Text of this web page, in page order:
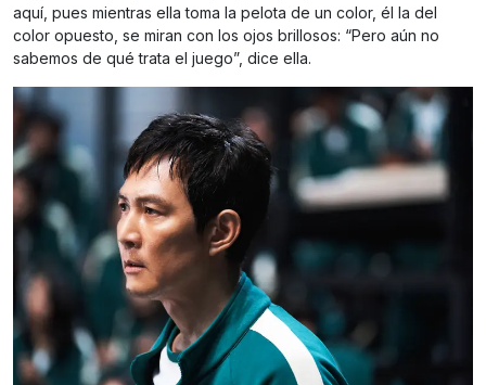
aquí, pues mientras ella toma la pelota de un color, él la del
color opuesto, se miran con los ojos brillosos: “Pero aún no
sabemos de qué trata el juego”, dice ella.